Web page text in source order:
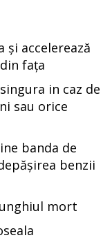
și accelerează
fața
in caz de
sau orice
banda de
benzii
mort